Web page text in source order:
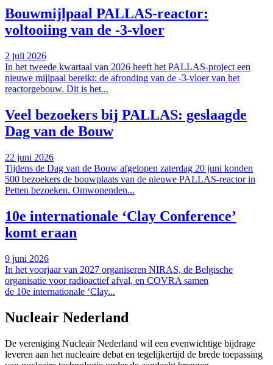
Bouwmijlpaal PALLAS-reactor:
voltooiing van de -3-vloer
2 juli 2026
In het tweede kwartaal van 2026 heeft het PALLAS-project een
nieuwe mijlpaal bereikt: de afronding van de -3-vloer van het
reactorgebouw. Dit is het...
Veel bezoekers bij PALLAS: geslaagde
Dag van de Bouw
22 juni 2026
Tijdens de Dag van de Bouw afgelopen zaterdag 20 juni konden
500 bezoekers de bouwplaats van de nieuwe PALLAS-reactor in
Petten bezoeken. Omwonenden...
10e internationale ‘Clay Conference’
komt eraan
9 juni 2026
In het voorjaar van 2027 organiseren NIRAS, de Belgische
organisatie voor radioactief afval, en COVRA samen
de 10e internationale ‘Clay...
Nucleair Nederland
De vereniging Nucleair Nederland wil een evenwichtige bijdrage
leveren aan het nucleaire debat en tegelijkertijd de brede toepassing